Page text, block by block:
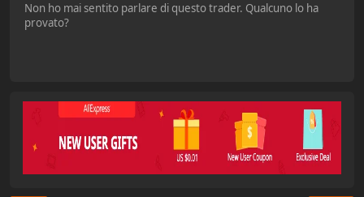
Non ho mai sentito parlare di questo trader. Qualcuno lo ha
provato?